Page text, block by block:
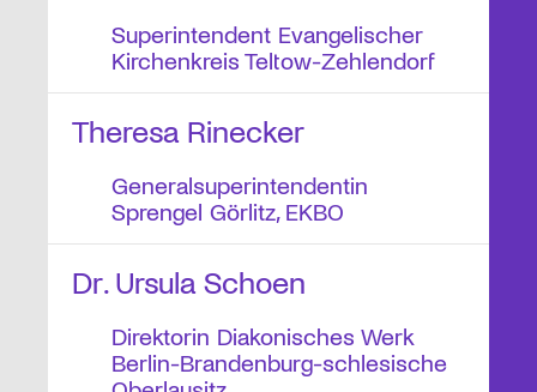
Superintendent Evangelischer
Kirchenkreis Teltow-Zehlendorf
Theresa Rinecker
Generalsuperintendentin
Sprengel Görlitz, EKBO
Dr. Ursula Schoen
Direktorin Diakonisches Werk
Berlin-Brandenburg-schlesische